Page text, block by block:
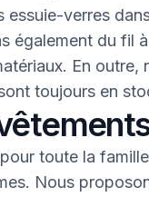
essuie-verres
également du fil
En outre,
toujours en
toute la
Nous